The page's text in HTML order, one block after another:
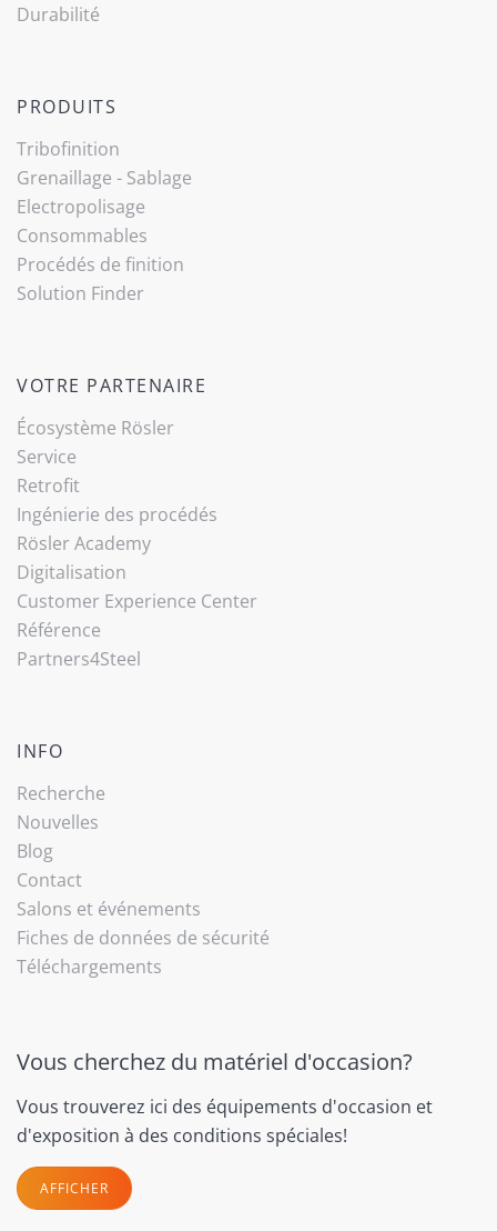
Durabilité
PRODUITS
Tribo­finition
Grenaillage - Sablage
Electropolisage
Consommables
Procédés de finition
Solution Finder
VOTRE PARTENAIRE
Écosystème Rösler
Service
Retrofit
Ingénierie des procédés
Rösler Academy
Digitalisation
Customer Experience Center
Référence
Partners4Steel
INFO
Recherche
Nouvelles
Blog
Contact
Salons et événements
Fiches de données de sécurité
Téléchargements
Vous cherchez du matériel d'occasion?
Vous trouverez ici des équipements d'occasion et
d'exposition à des conditions spéciales!
AFFICHER